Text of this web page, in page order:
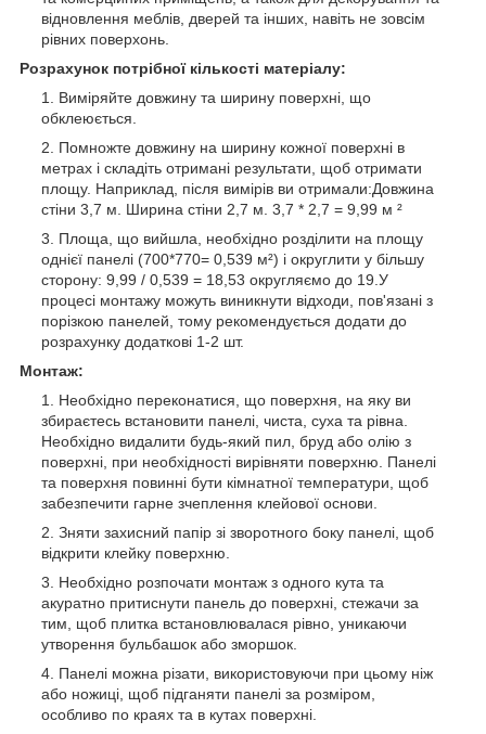
відновлення меблів, дверей та інших, навіть не зовсім
рівних поверхонь.
Розрахунок потрібної кількості матеріалу:
Виміряйте довжину та ширину поверхні, що
обклеюється.
Помножте довжину на ширину кожної поверхні в
метрах і складіть отримані результати, щоб отримати
площу. Наприклад, після вимірів ви отримали:Довжина
стіни 3,7 м. Ширина стіни 2,7 м. 3,7 * 2,7 = 9,99 м ²
Площа, що вийшла, необхідно розділити на площу
однієї панелі (700*770= 0,539 м²) і округлити у більшу
сторону: 9,99 / 0,539 = 18,53 округляємо до 19.У
процесі монтажу можуть виникнути відходи, пов'язані з
порізкою панелей, тому рекомендується додати до
розрахунку додаткові 1-2 шт.
Монтаж:
Необхідно переконатися, що поверхня, на яку ви
збираєтесь встановити панелі, чиста, суха та рівна.
Необхідно видалити будь-який пил, бруд або олію з
поверхні, при необхідності вирівняти поверхню. Панелі
та поверхня повинні бути кімнатної температури, щоб
забезпечити гарне зчеплення клейової основи.
Зняти захисний папір зі зворотного боку панелі, щоб
відкрити клейку поверхню.
Необхідно розпочати монтаж з одного кута та
акуратно притиснути панель до поверхні, стежачи за
тим, щоб плитка встановлювалася рівно, уникаючи
утворення бульбашок або зморшок.
Панелі можна різати, використовуючи при цьому ніж
або ножиці, щоб підганяти панелі за розміром,
особливо по краях та в кутах поверхні.